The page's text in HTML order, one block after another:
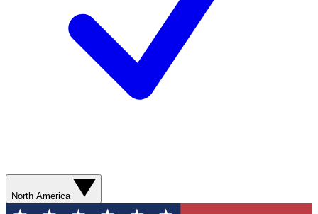
North America